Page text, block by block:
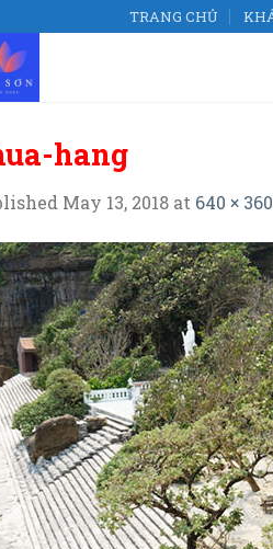
TRANG CHỦ
hang
May 13, 2018 at 640 × 360